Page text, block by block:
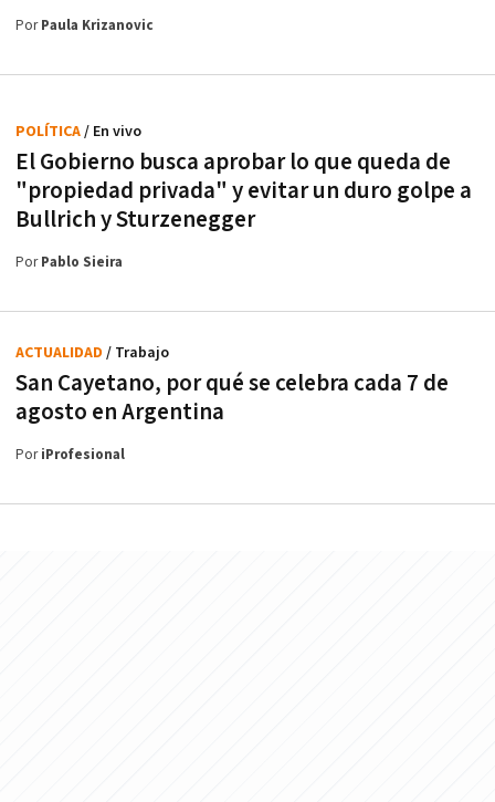
PorPaula Krizanovic
El Gobierno busca aprobar lo que queda de
"propiedad privada" y evitar un duro golpe a
Bullrich y Sturzenegger
POLÍTICA/ En vivo
PorPablo Sieira
San Cayetano, por qué se celebra cada 7 de
agosto en Argentina
ACTUALIDAD / Trabajo
PoriProfesional